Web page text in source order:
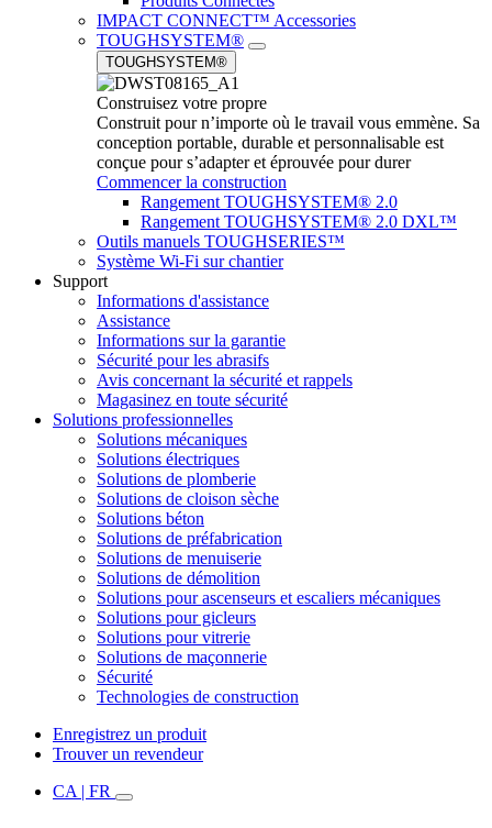
IMPACT CONNECT™ Accessories
TOUGHSYSTEM®
TOUGHSYSTEM®
Construisez votre propre
Construit pour n’importe où le travail vous emmène. Sa
conception portable, durable et personnalisable est
conçue pour s’adapter et éprouvée pour durer
Commencer la construction
Rangement TOUGHSYSTEM® 2.0
Rangement TOUGHSYSTEM® 2.0 DXL™
Outils manuels TOUGHSERIES™
Système Wi-Fi sur chantier
Support
Informations d'assistance
Assistance
Informations sur la garantie
Sécurité pour les abrasifs
Avis concernant la sécurité et rappels
Magasinez en toute sécurité
Solutions professionnelles
Solutions mécaniques
Solutions électriques
Solutions de plomberie
Solutions de cloison sèche
Solutions béton
Solutions de préfabrication
Solutions de menuiserie
Solutions de démolition
Solutions pour ascenseurs et escaliers mécaniques
Solutions pour gicleurs
Solutions pour vitrerie
Solutions de maçonnerie
Sécurité
Technologies de construction
Enregistrez un produit
Trouver un revendeur
CA | FR